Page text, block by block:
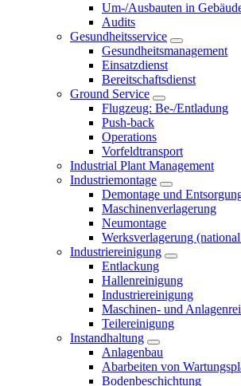
Um-/Ausbauten in
Audits
Gesundheitsservice
Gesundheitsmanagement
Einsatzdienst
Bereitschaftsdienst
Ground Service
Flugzeug: Be-/Entladung
Push-back
Operations
Vorfeldtransport
Industrial Plant Management
Industriemontage
Demontage und
Maschinenverlagerung
Neumontage
Werksverlagerung
Industriereinigung
Entlackung
Hallenreinigung
Industriereinigung
Maschinen- und
Teilereinigung
Instandhaltung
Anlagenbau
Abarbeiten von
Bodenbeschichtung